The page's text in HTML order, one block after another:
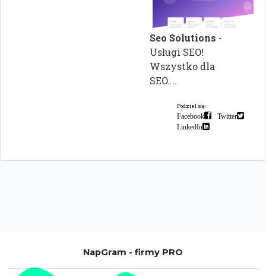
Seo Solutions -
Usługi SEO!
Wszystko dla
SEO....
Podziel się:
Facebook
Twitter
LinkedIn
NapGram - firmy PRO